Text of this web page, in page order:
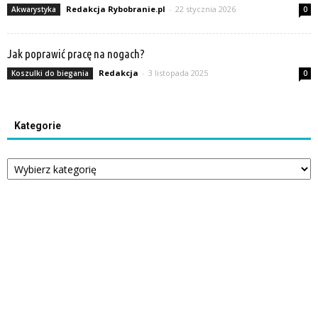
Akwarystyka Redakcja Rybobranie.pl - 22 stycznia 2026 0
Jak poprawić pracę na nogach?
Koszulki do biegania Redakcja - 3 listopada 2025 0
Kategorie
Kategorie